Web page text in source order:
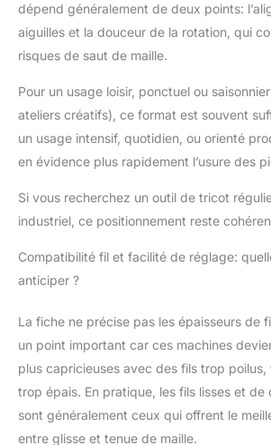
dépend généralement de deux points:
aiguilles et la douceur de la rotation, qui
risques de saut de maille.
Pour un usage loisir, ponctuel ou
ateliers créatifs), ce format est souvent
un usage intensif, quotidien, ou orienté
en évidence plus rapidement l’usure des
Si vous recherchez un outil de tricot
industriel, ce positionnement reste
Compatibilité fil et facilité de réglage:
anticiper ?
La fiche ne précise pas les épaisseurs de
un point important car ces machines
plus capricieuses avec des fils trop
trop épais. En pratique, les fils lisses et de
sont généralement ceux qui offrent le
entre glisse et tenue de maille.